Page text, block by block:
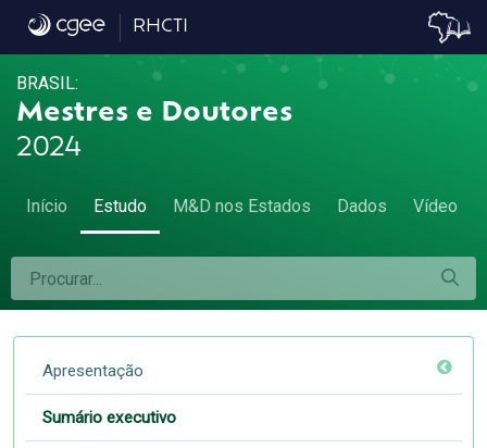
Sumário executivo - Sumário executivo
RHCTI
BRASIL:
Mestres e Doutores
2024
Início Estudo M&D nos Estados Dados Vídeo
Apresentação
Sumário executivo